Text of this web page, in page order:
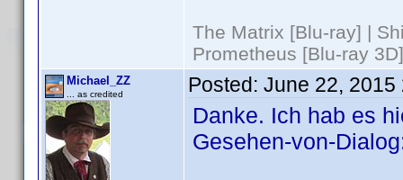
The Matrix [Blu-ray] |
Prometheus [Blu-ray
Michael_ZZ
... as credited Posted: June 22, 2015
Danke. Ich hab es
Gesehen-von-